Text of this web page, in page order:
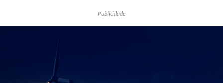
Publicidade